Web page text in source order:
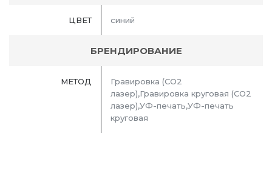
ЦВЕТ синий
БРЕНДИРОВАНИЕ
МЕТОД
Гравировка (CO2
лазер),Гравировка круговая (CO2
лазер),УФ-печать,УФ-печать
круговая